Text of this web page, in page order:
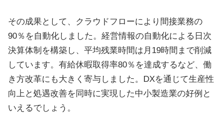
その成果として、クラウドフローにより間接業務の
90％を自動化しました。経営情報の自動化による日次
決算体制を構築し、平均残業時間は月19時間まで削減
しています。有給休暇取得率80％を達成するなど、働
き方改革にも大きく寄与しました。DXを通じて生産性
向上と処遇改善を同時に実現した中小製造業の好例と
いえるでしょう。